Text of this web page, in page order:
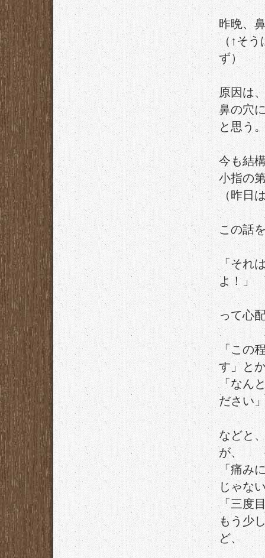
昨晩、
（↑そう
ず）
原因は
鼻の穴
と思う
今も結
小指の
（昨日
この話
「それ
よ！」
って心
「この
す」と
「なん
ださい
などと
が、
「痛み
じゃな
「三度
もう少
ど、